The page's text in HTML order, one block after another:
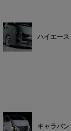
ハイエース
キャラバン